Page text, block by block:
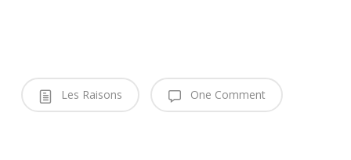
Les Raisons One Comment